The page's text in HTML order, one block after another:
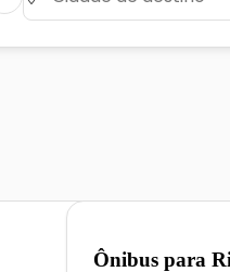
Ônibus para